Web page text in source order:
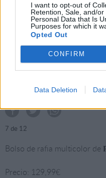
I want to opt-out of
Retention, Sale, and/
Personal Data that Is
Purposes for which it
Opted Out
CONFIRM
Data Deletion
7 de 12
Bolso de rafia multicolor de
Precio: 129,99€